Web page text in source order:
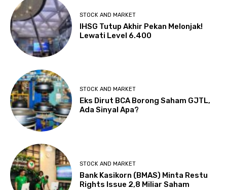
STOCK AND MARKET
IHSG Tutup Akhir Pekan Melonjak!
Lewati Level 6.400
STOCK AND MARKET
Eks Dirut BCA Borong Saham GJTL,
Ada Sinyal Apa?
STOCK AND MARKET
Bank Kasikorn (BMAS) Minta Restu
Rights Issue 2,8 Miliar Saham